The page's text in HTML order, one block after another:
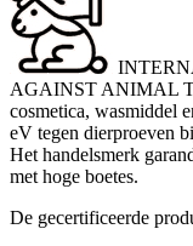
AGAINST ANIMAL
cosmetica, wasmiddel
eV tegen dierproeven
Het handelsmerk
met hoge boetes.
De gecertificeerde